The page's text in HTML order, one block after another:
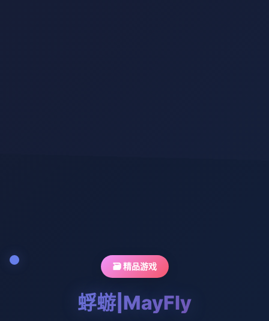
🗃️ 精品游戏
蜉蝣|MayFly